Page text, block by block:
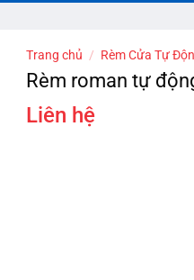
Trang chủ / Rèm Cửa Tự
Rèm roman tự
Liên hệ